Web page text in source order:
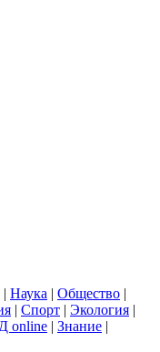
| Наука | Общество |
| Спорт | Экология |
online | Знание |